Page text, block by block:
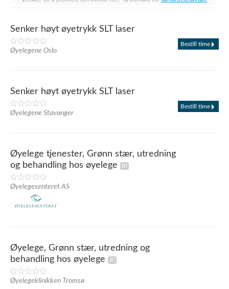
Senker høyt øyetrykk SLT laser
Øyelegene Oslo
Bestill time
Senker høyt øyetrykk SLT laser
Øyelegene Stavanger
Bestill time
Øyelege tjenester, Grønn stær, utredning
og behandling hos øyelege
Øyelegesenteret AS
Øyelege, Grønn stær, utredning og
behandling hos øyelege
Øyelegeklinikken Tromsø